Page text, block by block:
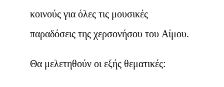
κοινούς για όλες τις μουσικές
παραδόσεις της χερσονήσου του Αίμου.
Θα μελετηθούν οι εξής θεματικές: